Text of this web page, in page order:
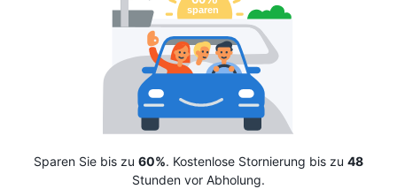
Sparen Sie bis zu 60%. Kostenlose Stornierung bis zu 48
Stunden vor Abholung.